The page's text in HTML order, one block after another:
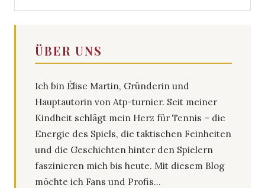
ÜBER UNS
Ich bin Élise Martin, Gründerin und
Hauptautorin von Atp-turnier. Seit meiner
Kindheit schlägt mein Herz für Tennis – die
Energie des Spiels, die taktischen Feinheiten
und die Geschichten hinter den Spielern
faszinieren mich bis heute. Mit diesem Blog
möchte ich Fans und Profis...